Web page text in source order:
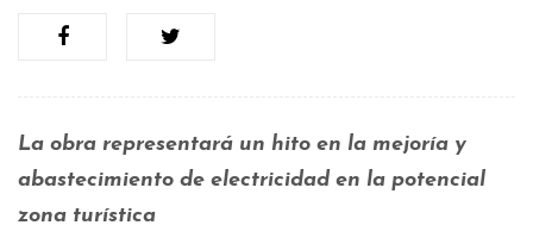
La obra representará un hito en la mejoría y
abastecimiento de electricidad en la potencial
zona turística